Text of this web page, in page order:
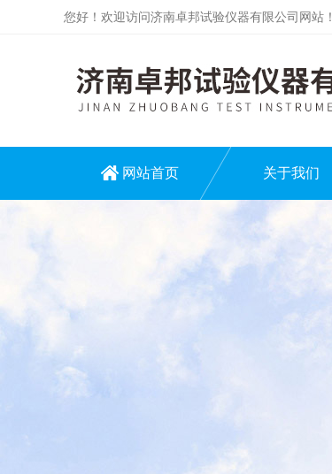
您好！欢迎访问济南卓邦试验仪器有限公司网站！
网站首页 关于我们